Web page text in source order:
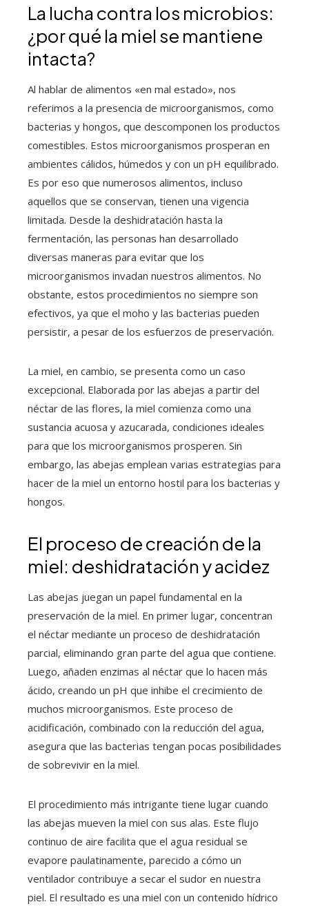
La lucha contra los microbios:
¿por qué la miel se mantiene
intacta?
Al hablar de alimentos «en mal estado», nos
referimos a la presencia de microorganismos, como
bacterias y hongos, que descomponen los productos
comestibles. Estos microorganismos prosperan en
ambientes cálidos, húmedos y con un pH equilibrado.
Es por eso que numerosos alimentos, incluso
aquellos que se conservan, tienen una vigencia
limitada. Desde la deshidratación hasta la
fermentación, las personas han desarrollado
diversas maneras para evitar que los
microorganismos invadan nuestros alimentos. No
obstante, estos procedimientos no siempre son
efectivos, ya que el moho y las bacterias pueden
persistir, a pesar de los esfuerzos de preservación.
La miel, en cambio, se presenta como un caso
excepcional. Elaborada por las abejas a partir del
néctar de las flores, la miel comienza como una
sustancia acuosa y azucarada, condiciones ideales
para que los microorganismos prosperen. Sin
embargo, las abejas emplean varias estrategias para
hacer de la miel un entorno hostil para los bacterias y
hongos.
El proceso de creación de la
miel: deshidratación y acidez
Las abejas juegan un papel fundamental en la
preservación de la miel. En primer lugar, concentran
el néctar mediante un proceso de deshidratación
parcial, eliminando gran parte del agua que contiene.
Luego, añaden enzimas al néctar que lo hacen más
ácido, creando un pH que inhibe el crecimiento de
muchos microorganismos. Este proceso de
acidificación, combinado con la reducción del agua,
asegura que las bacterias tengan pocas posibilidades
de sobrevivir en la miel.
El procedimiento más intrigante tiene lugar cuando
las abejas mueven la miel con sus alas. Este flujo
continuo de aire facilita que el agua residual se
evapore paulatinamente, parecido a cómo un
ventilador contribuye a secar el sudor en nuestra
piel. El resultado es una miel con un contenido hídrico